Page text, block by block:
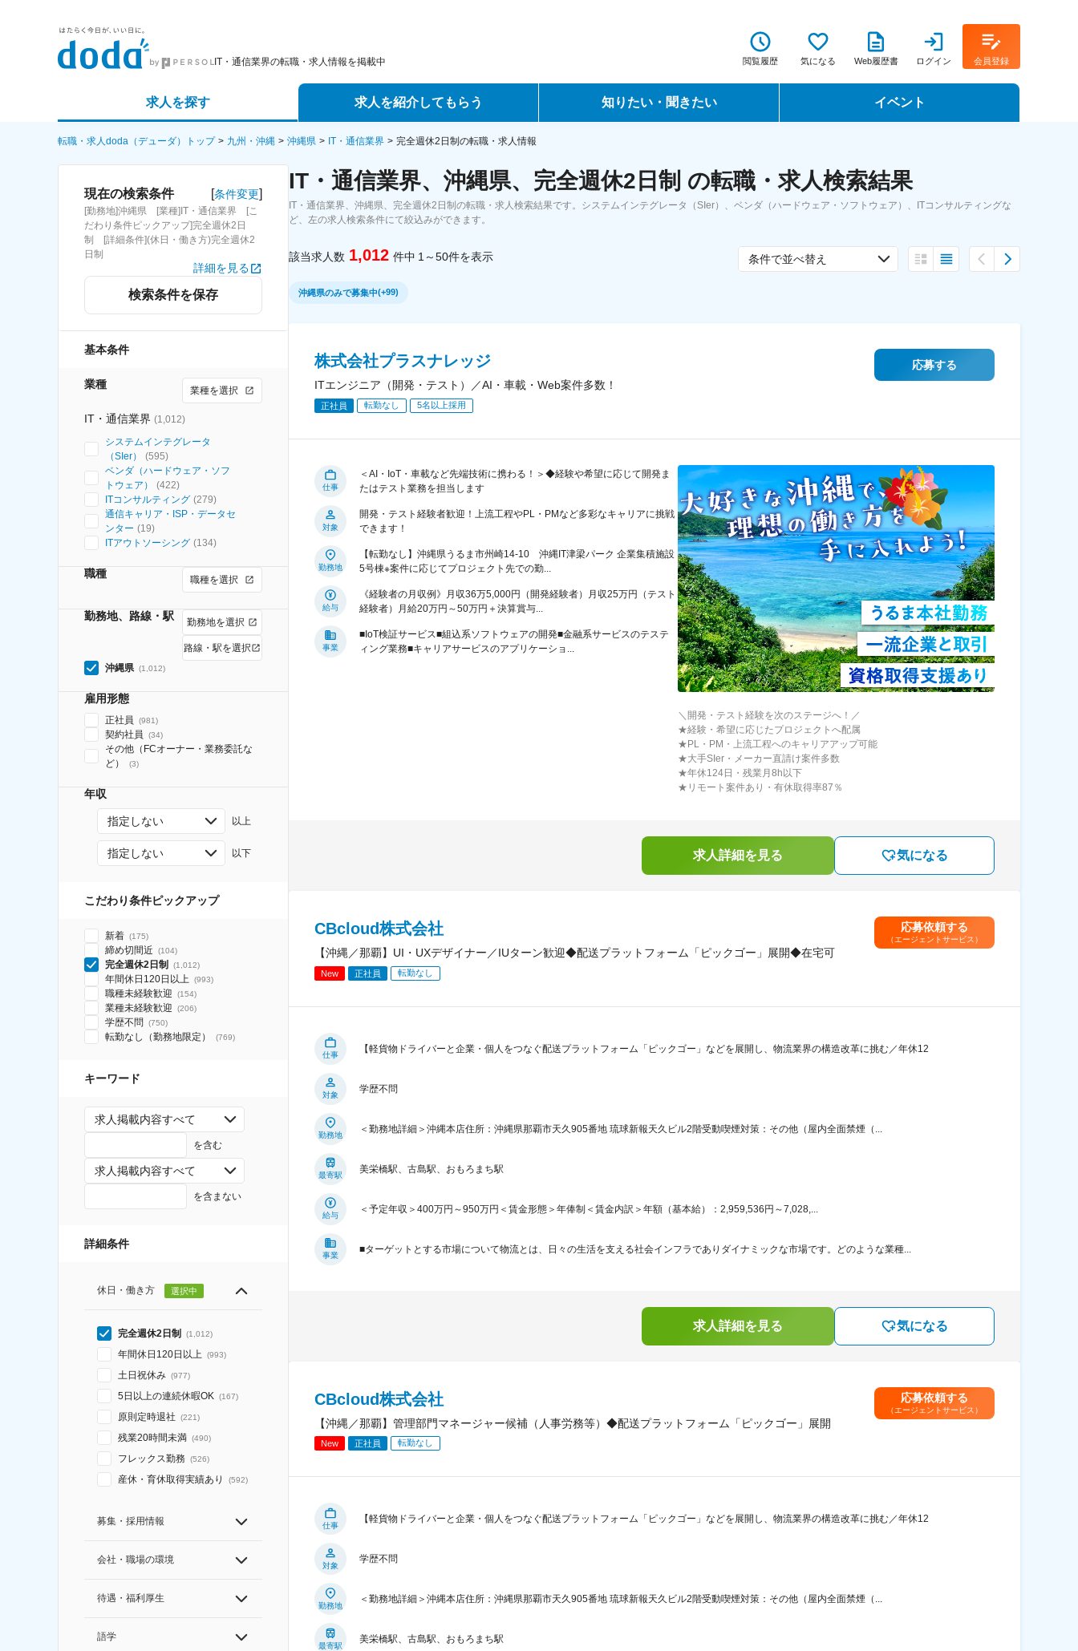
IT・通信業界の転職・求人情報を掲載中 閲覧履歴 気になる Web履歴書 ログイン 会員登録
求人を探す
詳細条件から探す
求人特集から探す
求人を紹介してもらう
エージェントサービス
スカウトサービス
パートナーエージェントサービス
知りたい・聞きたい
データで見る転職
イベント
転職フェア
転職・求人doda（デューダ）トップ 九州・沖縄 沖縄県 IT・通信業界 完全週休2日制の転職・求人情報
現在の検索条件 [条件変更]
[勤務地]沖縄県 [業種]IT・通信業界 [こ
だわり条件ピックアップ]完全週休2日
制 [詳細条件](休日・働き方)完全週休2
日制
詳細を見る
検索条件を保存
基本条件
業種 業種を選択
IT・通信業界 (1,012)
システムインテグレータ
（SIer）
(595)
ベンダ（ハードウェア・ソフ
トウェア）
(422)
ITコンサルティング (279)
通信キャリア・ISP・データセ
ンター (19)
ITアウトソーシング (134)
職種 職種を選択
勤務地、路線・駅 勤務地を選択
路線・駅を選択
沖縄県 (1,012)
雇用形態
正社員 (981)
契約社員 (34)
その他（FCオーナー・業務委託な
ど）
(3)
年収
指定しない 以上
指定しない 以下
こだわり条件ピックアップ
新着 (175)
締め切間近 (104)
完全週休2日制 (1,012)
年間休日120日以上 (993)
職種未経験歓迎 (154)
業種未経験歓迎 (206)
学歴不問 (750)
転勤なし（勤務地限定） (769)
キーワード
求人掲載内容すべて
を含む
求人掲載内容すべて
を含まない
詳細条件
休日・働き方 選択中
完全週休2日制 (1,012)
年間休日120日以上 (993)
土日祝休み (977)
5日以上の連続休暇OK (167)
原則定時退社 (221)
残業20時間未満 (490)
フレックス勤務 (526)
産休・育休取得実績あり (592)
募集・採用情報
会社・職場の環境
待遇・福利厚生
語学
IT・通信業界、沖縄県、完全週休2日制 の転職・求人検索結果
IT・通信業界、沖縄県、完全週休2日制の転職・求人検索結果です。システムインテグレータ（SIer）、ベンダ（ハードウェア・ソフトウェア）、ITコンサルティングな
ど、左の求人検索条件にて絞込みができます。
該当求人数 1,012 件中 1～50件を表示 条件で並べ替え
沖縄県のみで募集中(+99)
株式会社プラスナレッジ
ITエンジニア（開発・テスト）／AI・車載・Web案件多数！
正社員 転勤なし 5名以上採用
応募する
仕事
＜AI・IoT・車載など先端技術に携わる！＞◆経験や希望に応じて開発ま
たはテスト業務を担当します
対象
開発・テスト経験者歓迎！上流工程やPL・PMなど多彩なキャリアに挑戦
できます！
勤務地
【転勤なし】沖縄県うるま市州崎14-10 沖縄IT津梁パーク 企業集積施設
5号棟※案件に応じてプロジェクト先での勤...
給与
《経験者の月収例》月収36万5,000円（開発経験者）月収25万円（テスト
経験者）月給20万円～50万円＋決算賞与...
事業
■IoT検証サービス■組込系ソフトウェアの開発■金融系サービスのテステ
ィング業務■キャリアサービスのアプリケーショ...
＼開発・テスト経験を次のステージへ！／
★経験・希望に応じたプロジェクトへ配属
★PL・PM・上流工程へのキャリアアップ可能
★大手SIer・メーカー直請け案件多数
★年休124日・残業月8h以下
★リモート案件あり・有休取得率87％
求人詳細を見る 気になる
CBcloud株式会社
【沖縄／那覇】UI・UXデザイナー／IUターン歓迎◆配送プラットフォーム「ピックゴー」展開◆在宅可
New 正社員 転勤なし
応募依頼する
（エージェントサービス）
仕事
【軽貨物ドライバーと企業・個人をつなぐ配送プラットフォーム「ピックゴー」などを展開し、物流業界の構造改革に挑む／年休12
対象
学歴不問
勤務地
＜勤務地詳細＞沖縄本店住所：沖縄県那覇市天久905番地 琉球新報天久ビル2階受動喫煙対策：その他（屋内全面禁煙（...
最寄駅
美栄橋駅、古島駅、おもろまち駅
給与
＜予定年収＞400万円～950万円＜賃金形態＞年俸制＜賃金内訳＞年額（基本給）：2,959,536円～7,028,...
事業
■ターゲットとする市場について物流とは、日々の生活を支える社会インフラでありダイナミックな市場です。どのような業種...
求人詳細を見る 気になる
CBcloud株式会社
【沖縄／那覇】管理部門マネージャー候補（人事労務等）◆配送プラットフォーム「ピックゴー」展開
New 正社員 転勤なし
応募依頼する
（エージェントサービス）
仕事
【軽貨物ドライバーと企業・個人をつなぐ配送プラットフォーム「ピックゴー」などを展開し、物流業界の構造改革に挑む／年休12
対象
学歴不問
勤務地
＜勤務地詳細＞沖縄本店住所：沖縄県那覇市天久905番地 琉球新報天久ビル2階受動喫煙対策：その他（屋内全面禁煙（...
最寄駅
美栄橋駅、古島駅、おもろまち駅